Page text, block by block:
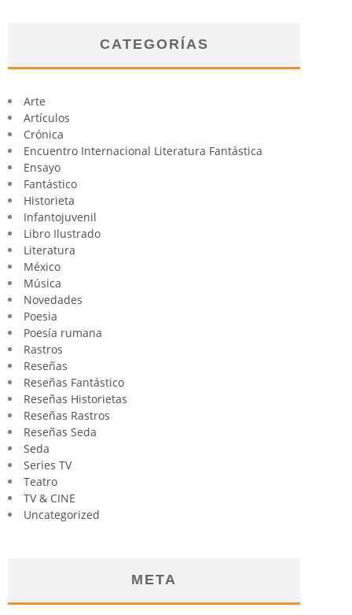
CATEGORÍAS
Arte
Artículos
Crónica
Encuentro Internacional Literatura Fantástica
Ensayo
Fantástico
Historieta
Infantojuvenil
Libro Ilustrado
Literatura
México
Música
Novedades
Poesia
Poesía rumana
Rastros
Reseñas
Reseñas Fantástico
Reseñas Historietas
Reseñas Rastros
Reseñas Seda
Seda
Series TV
Teatro
TV & CINE
Uncategorized
META